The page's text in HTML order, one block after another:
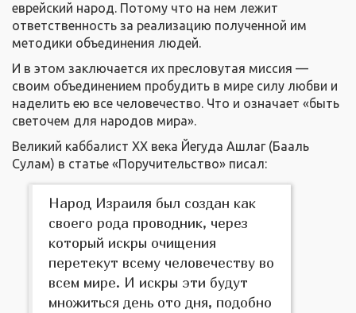
еврейский народ. Потому что на нем лежит
ответственность за реализацию полученной им
методики объединения людей.
И в этом заключается их пресловутая миссия —
своим объединением пробудить в мире силу любви и
наделить ею все человечество. Что и означает «быть
светочем для народов мира».
Великий каббалист ХХ века Йегуда Ашлаг (Бааль
Сулам) в статье «Поручительство» писал:
Народ Израиля был создан как
своего рода проводник, через
который искры очищения
перетекут всему человечеству во
всем мире. И искры эти будут
множиться день ото дня, подобно